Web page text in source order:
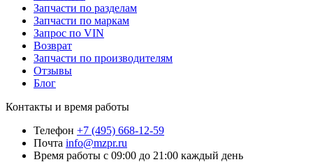
Запчасти по разделам
Запчасти по маркам
Запрос по VIN
Возврат
Запчасти по производителям
Отзывы
Блог
Контакты и время работы
Телефон +7 (495) 668-12-59
Почта info@mzpr.ru
Время работы с 09:00 до 21:00 каждый день